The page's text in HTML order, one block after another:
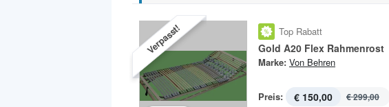
Verpasst! Top Rabatt
Gold A20 Flex Rahmenrost
Marke: Von Behren
Preis: € 150,00 € 299,00